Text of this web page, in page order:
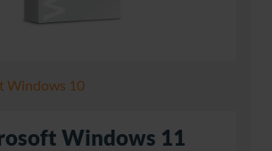
Windows 10
Windows 11